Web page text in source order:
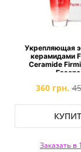
Укрепляющая
керамидами
Ceramide
360 грн.
Заказать в